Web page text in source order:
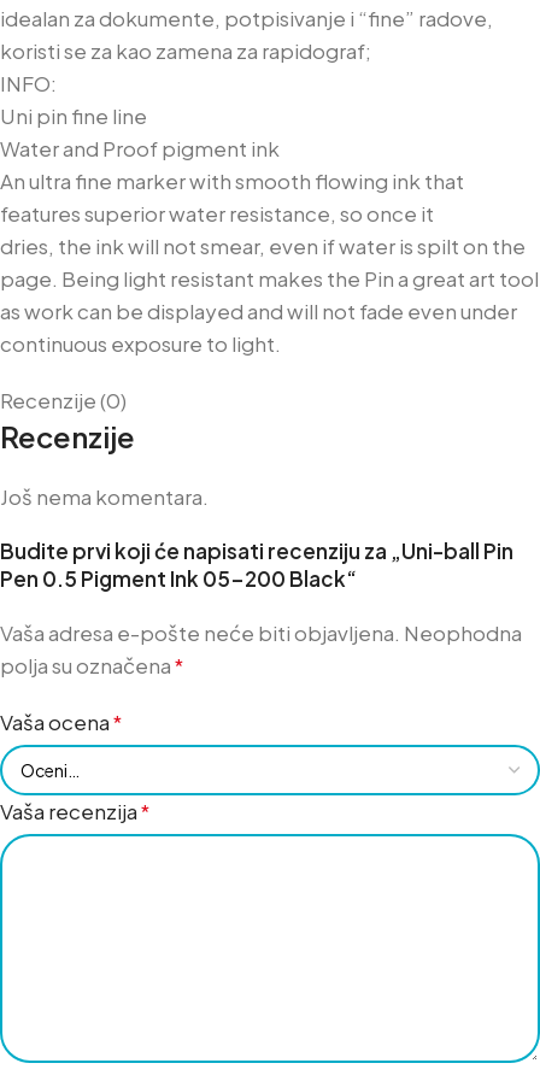
idealan za dokumente, potpisivanje i “fine” radove,
koristi se za kao zamena za rapidograf;
INFO:
Uni pin fine line
Water and Proof pigment ink
An ultra fine marker with smooth flowing ink that
features superior water resistance, so once it
dries, the ink will not smear, even if water is spilt on the
page. Being light resistant makes the Pin a great art tool
as work can be displayed and will not fade even under
continuous exposure to light.
Recenzije (0)
Recenzije
Još nema komentara.
Budite prvi koji će napisati recenziju za „Uni-ball Pin
Pen 0.5 Pigment Ink 05-200 Black“
Vaša adresa e-pošte neće biti objavljena. Neophodna
polja su označena*
Vaša ocena*
Vaša recenzija*